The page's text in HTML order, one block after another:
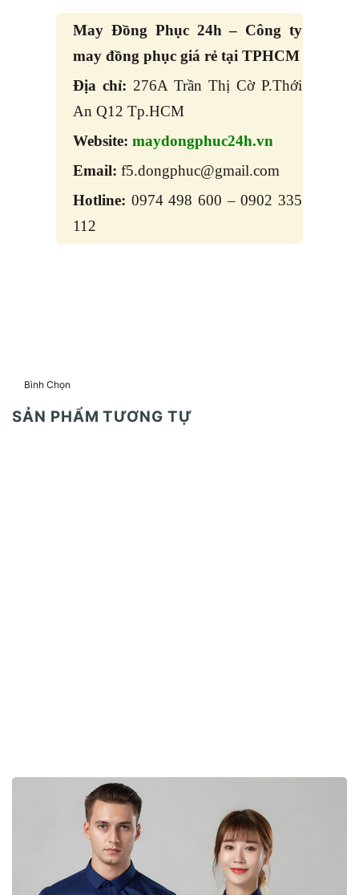
May Đồng Phục 24h – Công ty
may đồng phục giá rẻ tại TPHCM
Địa chỉ: 276A Trần Thị Cờ P.Thới
An Q12 Tp.HCM
Website: maydongphuc24h.vn
Email: f5.dongphuc@gmail.com
Hotline: 0974 498 600 – 0902 335
112
Bình Chọn
SẢN PHẨM TƯƠNG TỰ